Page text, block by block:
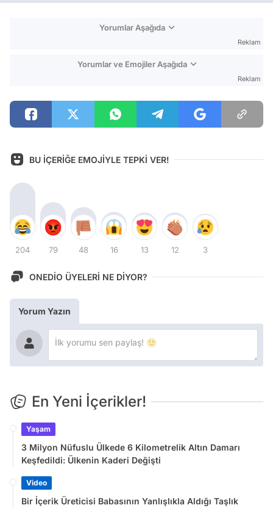
Yorumlar Aşağıda
Reklam
Yorumlar ve Emojiler Aşağıda
Reklam
BU İÇERİĞE EMOJİYLE TEPKİ VER!
204 79 48 16 13 12 3
ONEDİO ÜYELERİ NE DİYOR?
Yorum Yazın
En Yeni İçerikler!
Yaşam
3 Milyon Nüfuslu Ülkede 6 Kilometrelik Altın Damarı
Keşfedildi: Ülkenin Kaderi Değişti
Video
Bir İçerik Üreticisi Babasının Yanlışlıkla Aldığı Taşlık